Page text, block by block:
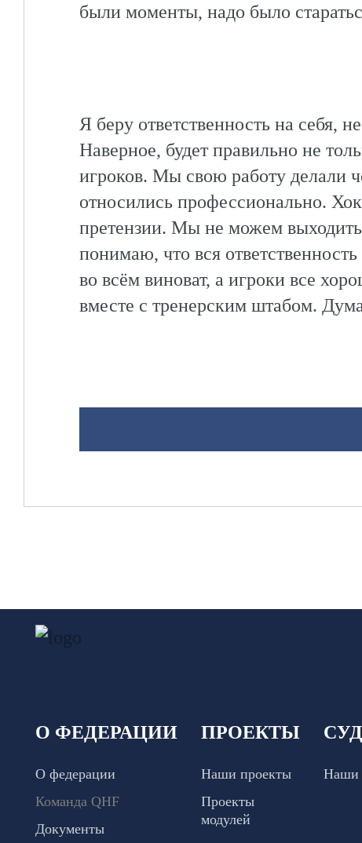
были моменты, надо было
Я беру ответственность на себя,
Наверное, будет правильно не
игроков. Мы свою работу делали
относились профессионально.
претензии. Мы не можем
понимаю, что вся
во всём виноват, а игроки все
вместе с тренерским штабом.
О ФЕДЕРАЦИИ
О федерации
Команда QHF
Документы
ПРОЕКТЫ
Наши проекты
Проекты
модулей
Наши